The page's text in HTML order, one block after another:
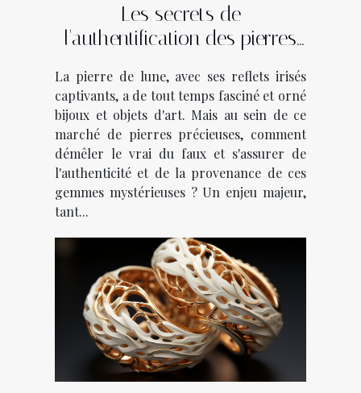
Les secrets de
l'authentification des pierres
de leur qualité et origine
La pierre de lune, avec ses reflets irisés
captivants, a de tout temps fasciné et orné
bijoux et objets d'art. Mais au sein de ce
marché de pierres précieuses, comment
démêler le vrai du faux et s'assurer de
l'authenticité et de la provenance de ces
gemmes mystérieuses ? Un enjeu majeur,
tant...